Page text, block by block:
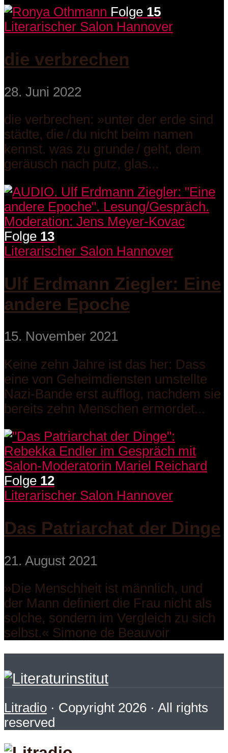
Folge 15
Literarischer Salon Hannover
die verbrechen
28. Juni 2022
die verbrechen: »unter der erde sind
städte, die / du nicht beim namen
kennst. was zu grunde / geht, dem
geräusch nach putz, glas...
Folge 13
Literarischer Salon Hannover
Ulf Erdmann Ziegler: Eine
andere Epoche
15. November 2021
Keine zehn Jahre ist das her: Dass
eine von Geheimdiensten umstellte
Nazi-Bande erst aufflog, nachdem sie
bereits zehn Menschen ermordet...
Folge 12
Literarischer Salon Hannover
Das Patriarchat der Dinge
21. August 2021
»Die Menschheit ist männlich, und
der Mann definiert die Frau nicht als
solche, sondern im Vergleich zu sich
selbst.« Simone de Beauvoir
Litradio · Copyright 2026 · All rights
reserved